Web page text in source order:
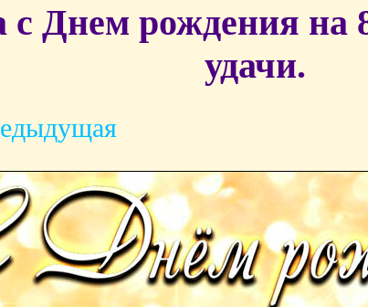
Днем рождения на
удачи.